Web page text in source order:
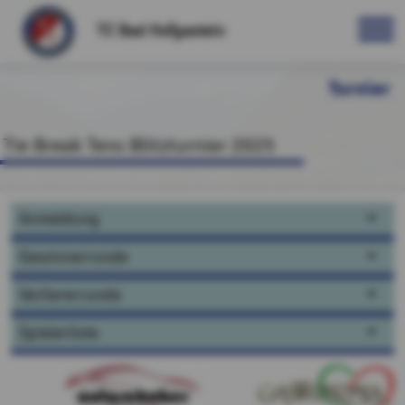
TC Bad Hofgastein
Turnier
Tie Break Tens Blitzturnier 2025
Anmeldung
Gewinnerrunde
Spielerliste